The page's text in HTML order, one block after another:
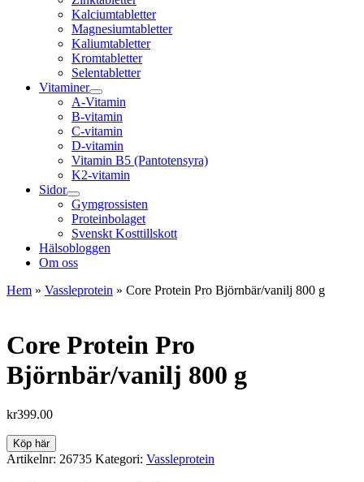
Kalciumtabletter
Magnesiumtabletter
Kaliumtabletter
Kromtabletter
Selentabletter
Vitaminer
A-Vitamin
B-vitamin
C-vitamin
D-vitamin
Vitamin B5 (Pantotensyra)
K2-vitamin
Sidor
Gymgrossisten
Proteinbolaget
Svenskt Kosttillskott
Hälsobloggen
Om oss
Hem » Vassleprotein » Core Protein Pro Björnbär/vanilj 800 g
Core Protein Pro
Björnbär/vanilj 800 g
kr399.00
Köp här
Artikelnr: 26735 Kategori: Vassleprotein